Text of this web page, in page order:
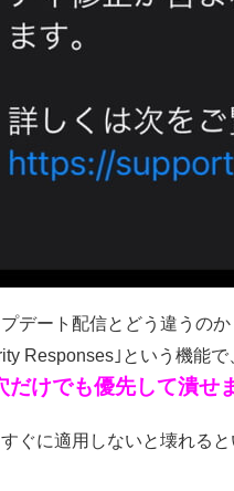
デート配信とどう違うの
Responses｣という機能で
だけでも優先して潰
ぐに適用しないと壊れる